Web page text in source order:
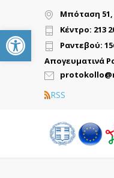
Ανοίξτε τη γραμμή εργαλείων
Μπόταση 51,
Κέντρο: 213
Ραντεβού:
Απογευματινά
RSS